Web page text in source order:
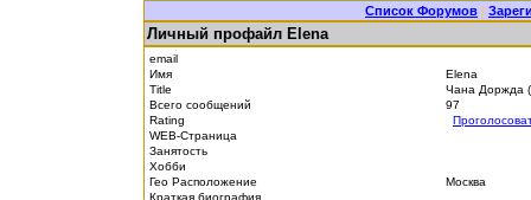
Список Форумов |
Личный профайл Elena
email
Имя
Elena
Title
Чана Доржда
Всего сообщений
97
Rating
WEB-Страница
Занятость
Хобби
Гео Расположение
Москва
Краткая биография